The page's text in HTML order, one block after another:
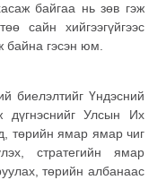
байгаа нь зөв гэж
сайн хийгээгүйгээс
байна гэсэн юм.
биелэлтийг Үндэсний
дүгнэснийг Улсын Их
төрийн ямар ямар чиг
стратегийн ямар
төрийн албанаас